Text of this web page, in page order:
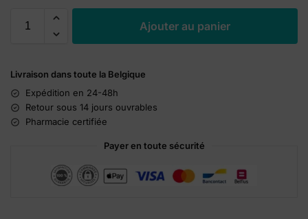
Ajouter au panier
Livraison dans toute la Belgique
Expédition en 24-48h
Retour sous 14 jours ouvrables
Pharmacie certifiée
Payer en toute sécurité